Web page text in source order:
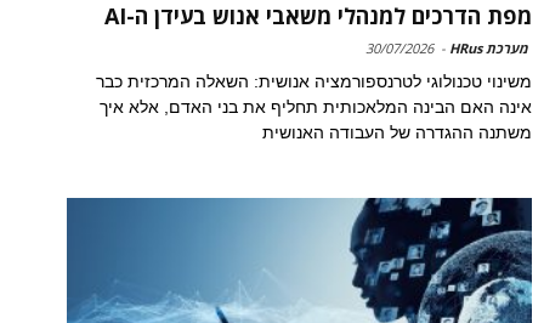
מפת הדרכים למנהלי משאבי אנוש בעידן ה-AI
מערכת HRus -
30/07/2026
משינוי טכנולוגי לטרנספורמציה אנושית: השאלה המרכזית כבר
אינה האם הבינה המלאכותית תחליף את בני האדם, אלא איך
משתנה ההגדרה של העבודה האנושית